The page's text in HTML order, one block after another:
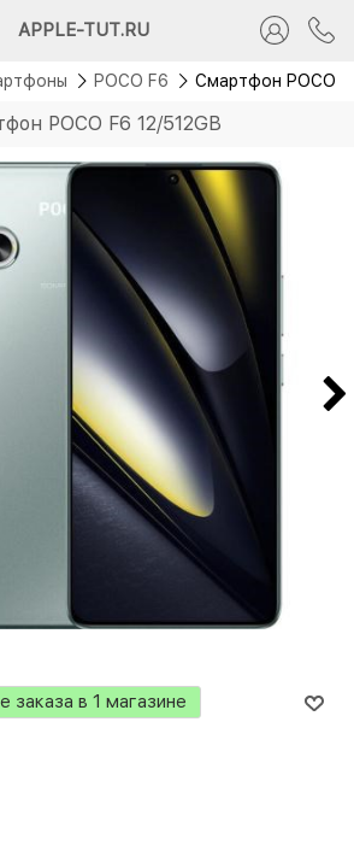
APPLE-TUT.RU
POCO F6 Смартфон POCO
POCO F6 12/512GB
Скидка 2 000 руб.
заказа в 1 магазине